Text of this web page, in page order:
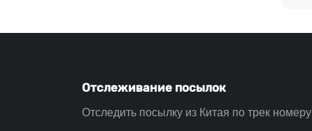
Отслеживание посылок
Отследить посылку из Китая по трек номеру